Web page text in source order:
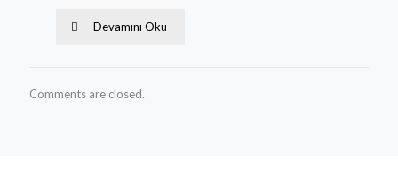
Devamını Oku
Comments are closed.